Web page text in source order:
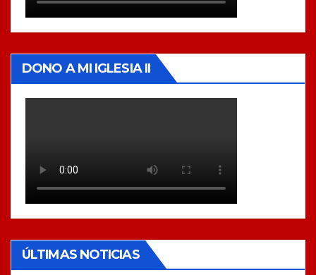
DONO A MI IGLESIA II
ÚLTIMAS NOTICIAS